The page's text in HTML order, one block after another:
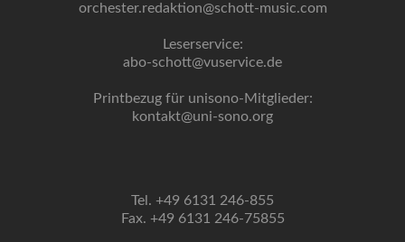
orchester.redaktion@schott-music.com
Leserservice:
abo-schott@vuservice.de
Printbezug für unisono-Mitglieder:
kontakt@uni-sono.org
Tel. +49 6131 246-855
Fax. +49 6131 246-75855